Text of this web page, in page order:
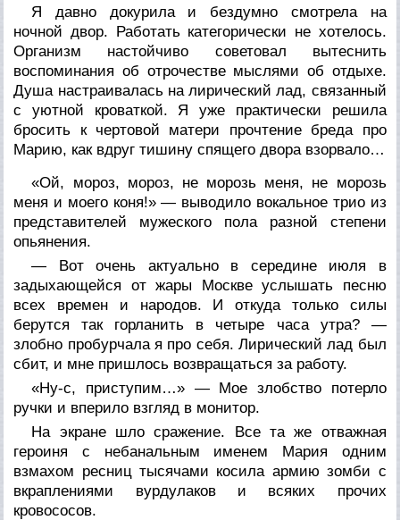
Я давно докурила и бездумно смотрела на
ночной двор. Работать категорически не хотелось.
Организм настойчиво советовал вытеснить
воспоминания об отрочестве мыслями об отдыхе.
Душа настраивалась на лирический лад, связанный
с уютной кроваткой. Я уже практически решила
бросить к чертовой матери прочтение бреда про
Марию, как вдруг тишину спящего двора взорвало…
«Ой, мороз, мороз, не морозь меня, не морозь
меня и моего коня!» — выводило вокальное трио из
представителей мужеского пола разной степени
опьянения.
— Вот очень актуально в середине июля в
задыхающейся от жары Москве услышать песню
всех времен и народов. И откуда только силы
берутся так горланить в четыре часа утра? —
злобно пробурчала я про себя. Лирический лад был
сбит, и мне пришлось возвращаться за работу.
«Ну-с, приступим…» — Мое злобство потерло
ручки и вперило взгляд в монитор.
На экране шло сражение. Все та же отважная
героиня с небанальным именем Мария одним
взмахом ресниц тысячами косила армию зомби с
вкраплениями вурдулаков и всяких прочих
кровососов.